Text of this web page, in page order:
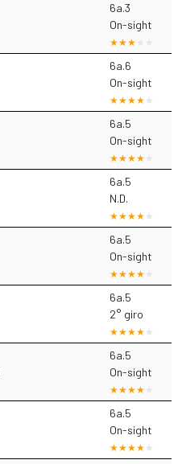
6a.3
On-sight
6a.6
On-sight
6a.5
On-sight
6a.5
N.D.
6a.5
On-sight
6a.5
2° giro
6a.5
On-sight
6a.5
On-sight